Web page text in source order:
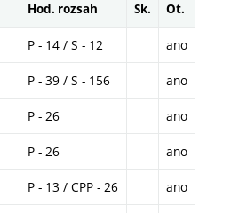
Hod. rozsah Sk. Ot.
P - 14 / S - 12 ano
P - 39 / S - 156 ano
P - 26 ano
P - 26 ano
P - 13 / CPP - 26 ano